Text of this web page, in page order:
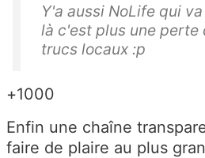
Y'a aussi NoLife qui
là c'est plus une perte
trucs locaux :p
+1000
Enfin une chaîne
faire de plaire au plus